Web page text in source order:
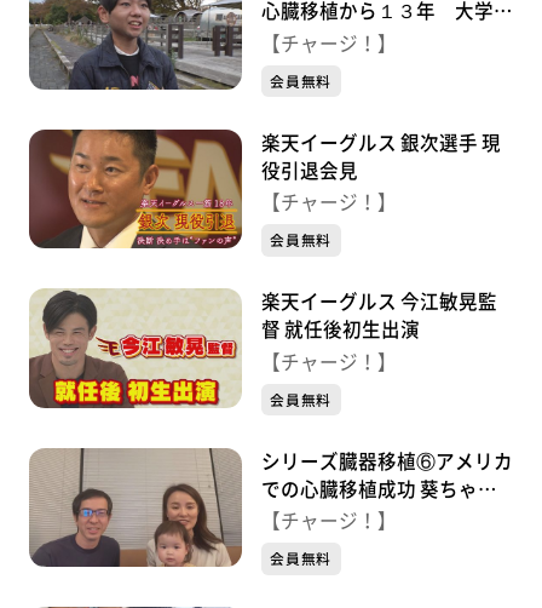
心臓移植から１３年 大学生
になった青年「臓器移植を知
【チャージ！】
会員無料
楽天イーグルス 銀次選手 現
役引退会見
【チャージ！】
会員無料
楽天イーグルス 今江敏晃監
督 就任後初生出演
【チャージ！】
会員無料
シリーズ臓器移植⑥アメリカ
での心臓移植成功 葵ちゃん
と家族 命をめぐる日々
【チャージ！】
会員無料